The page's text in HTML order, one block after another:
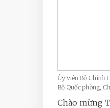
Ủy viên Bộ Chính
Bộ Quốc phòng,
Chào mừng